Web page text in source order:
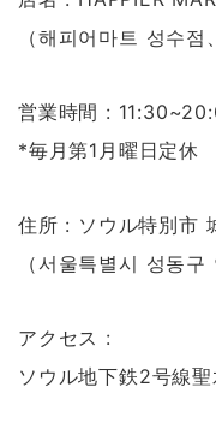
（해피어마트 성수
営業時間 :
*毎月第1月曜日定休
住所 : ソウル特別市
（서울특별시 성동구
アクセス :
ソウル地下鉄2号線